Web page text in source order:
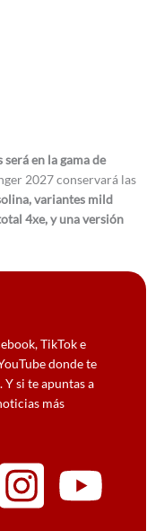
en la gama de
2027 conservará las
variantes mild
4xe, y una versión
TikTok e
donde te
si te apuntas a
más